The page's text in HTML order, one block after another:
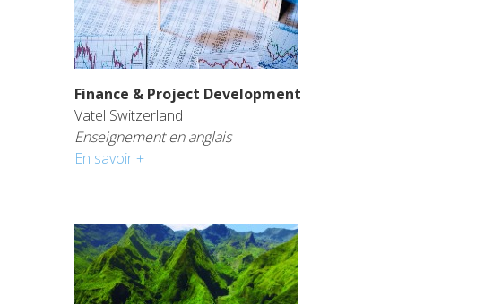
Finance & Project Development
Vatel Switzerland
Enseignement en anglais
En savoir +